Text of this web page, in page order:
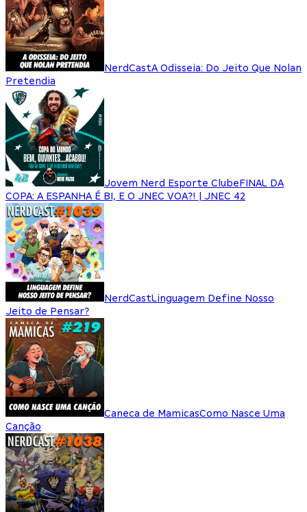
NerdCastA Odisseia: Do Jeito Que Nolan
Pretendia
Jovem Nerd Esporte ClubeFINAL DA
COPA: A ESPANHA É BI, E O JNEC VOA?! | JNEC 42
NerdCastLinguagem Define Nosso
Jeito de Pensar?
Caneca de MamicasComo Nasce Uma
Canção